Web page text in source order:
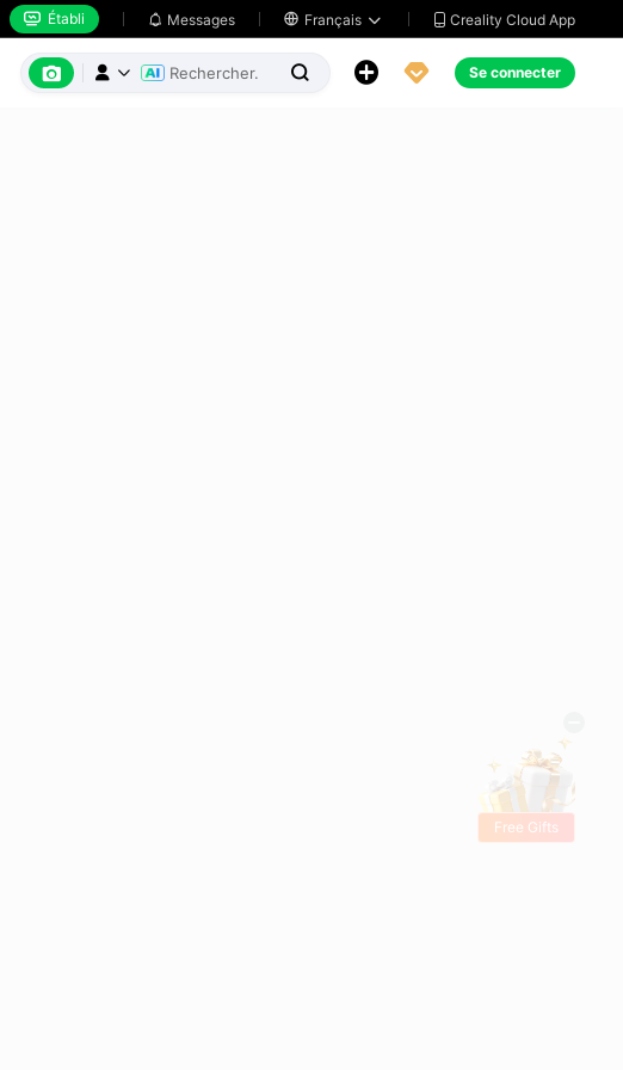
 Établi  Messages  Français   Creality Cloud App
      Se connecter
Free Gifts